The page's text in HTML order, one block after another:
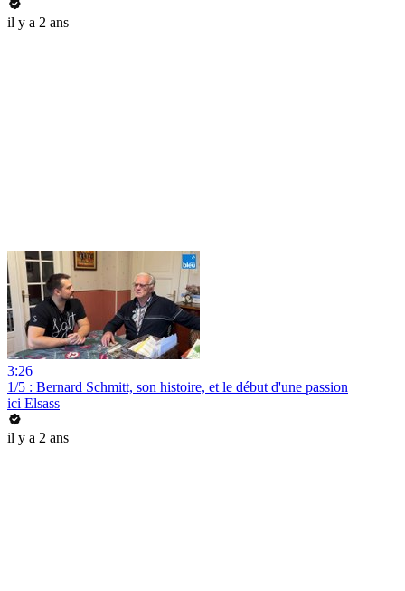
il y a 2 ans
3:26
1/5 : Bernard Schmitt, son histoire, et le début d'une passion
ici Elsass
il y a 2 ans